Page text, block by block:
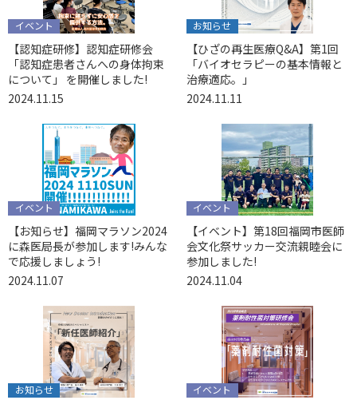
イベント
【認知症研修】認知症研修会
「認知症患者さんへの身体拘束
について」 を開催しました!
2024.11.15
お知らせ
【ひざの再生医療Q&A】第1回
「バイオセラピーの基本情報と
治療適応。」
2024.11.11
イベント
【お知らせ】福岡マラソン2024
に森医局長が参加します!みんな
で応援しましょう!
2024.11.07
イベント
【イベント】第18回福岡市医師
会文化祭サッカー交流親睦会に
参加しました!
2024.11.04
お知らせ イベント